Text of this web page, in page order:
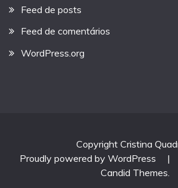
Feed de posts
Feed de comentários
WordPress.org
Copyright Cristina
Proudly powered by WordPress
|
Candid Themes